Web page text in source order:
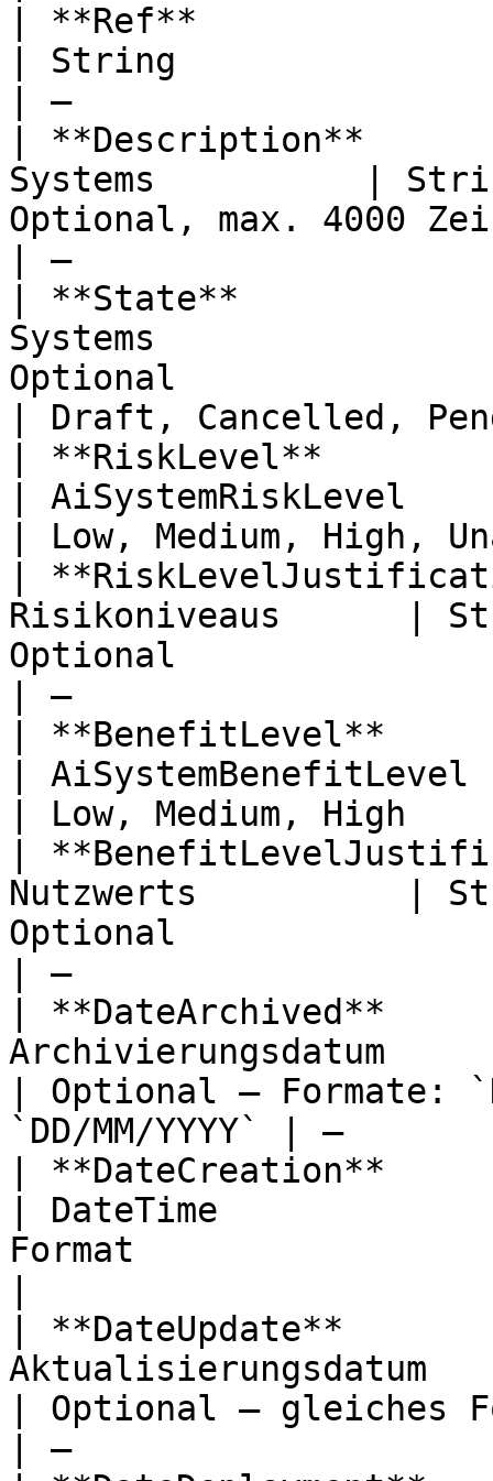
| **Ref**
| String               |
| —
| **Description**
Systems          |
Optional, max. 4000
| —
| **State**
Systems
Optional
| Draft, Cancelled,
| **RiskLevel**
| AiSystemRiskLevel
| Low, Medium, High,
|
Risikoniveaus
Optional
| —
| **BenefitLevel**
|
| Low, Medium,
|
Nutzwerts          |
Optional
| —
| **DateArchived**
Archivierungsdatum
| Optional — Formate:
`DD/MM/YYYY` |
| **DateCreation**
| DateTime
Format
| **DateUpdate**
| Optional — gleiches
| —